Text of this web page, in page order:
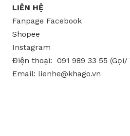
LIÊN HỆ
Fanpage Facebook
Shopee
Instagram
Điện thoại: 091 989 33 55 (Gọi/
Email: lienhe@khago.vn